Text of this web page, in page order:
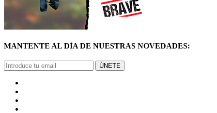
MANTENTE AL DÍA DE NUESTRAS NOVEDADES:
ÚNETE